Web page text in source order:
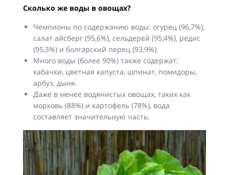
Сколько же воды в овощах?
Чемпионы по содержанию воды: огурец (96,7%),
салат айсберг (95,6%), сельдерей (95,4%), редис
(95,3%) и болгарский перец (93,9%).
Много воды (более 90%) также содержат:
кабачки, цветная капуста, шпинат, помидоры,
арбуз, дыня.
Даже в менее водянистых овощах, таких как
морковь (88%) и картофель (78%), вода
составляет значительную часть.